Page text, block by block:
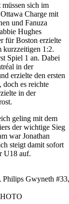
sich im
Charge mit
und Fanuza
Hughes
für Boston erzielte
kurzzeitigen 1:2.
Spiel 1 an. Dabei
in der
erzielte den ersten
es reichte
in der
geling mit dem
der wichtige Sieg
war Jonathan
steigt damit sofort
U18 auf.
Gwyneth